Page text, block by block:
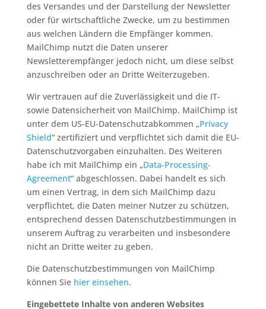
des Versandes und der Darstellung der Newsletter
oder für wirtschaftliche Zwecke, um zu bestimmen
aus welchen Ländern die Empfänger kommen.
MailChimp nutzt die Daten unserer
Newsletterempfänger jedoch nicht, um diese selbst
anzuschreiben oder an Dritte Weiterzugeben.
Wir vertrauen auf die Zuverlässigkeit und die IT-
sowie Datensicherheit von MailChimp. MailChimp ist
unter dem US-EU-Datenschutzabkommen „Privacy
Shield“ zertifiziert und verpflichtet sich damit die EU-
Datenschutzvorgaben einzuhalten. Des Weiteren
habe ich mit MailChimp ein „Data-Processing-
Agreement“ abgeschlossen. Dabei handelt es sich
um einen Vertrag, in dem sich MailChimp dazu
verpflichtet, die Daten meiner Nutzer zu schützen,
entsprechend dessen Datenschutzbestimmungen in
unserem Auftrag zu verarbeiten und insbesondere
nicht an Dritte weiter zu geben.
Die Datenschutzbestimmungen von MailChimp
können Sie hier einsehen.
Eingebettete Inhalte von anderen Websites